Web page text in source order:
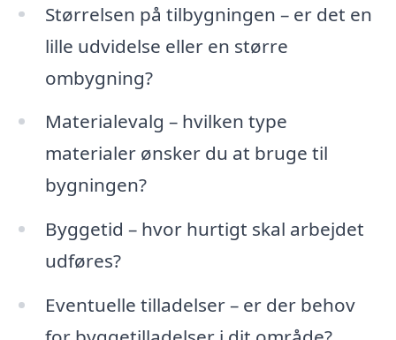
Størrelsen på tilbygningen – er det en
lille udvidelse eller en større
ombygning?
Materialevalg – hvilken type
materialer ønsker du at bruge til
bygningen?
Byggetid – hvor hurtigt skal arbejdet
udføres?
Eventuelle tilladelser – er der behov